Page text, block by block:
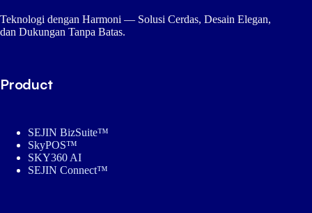
Teknologi dengan Harmoni — Solusi Cerdas, Desain Elegan,
dan Dukungan Tanpa Batas.
Product
SEJIN BizSuite™
SkyPOS™
SKY360 AI
SEJIN Connect™